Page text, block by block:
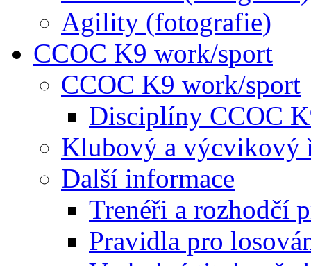
Agility (fotografie)
CCOC K9 work/sport
CCOC K9 work/sport
Disciplíny CCOC
Klubový a výcvikový
Další informace
Trenéři a rozhodčí
Pravidla pro